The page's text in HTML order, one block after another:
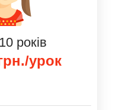
років
урок